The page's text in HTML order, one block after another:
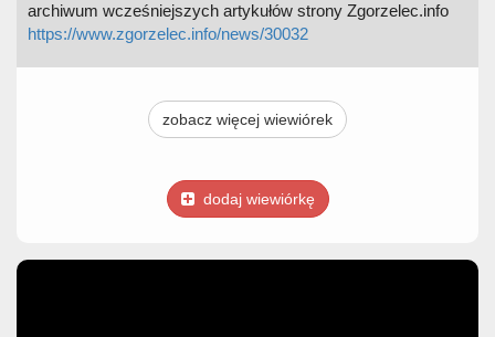
archiwum wcześniejszych artykułów strony Zgorzelec.info
https://www.zgorzelec.info/news/30032
zobacz więcej wiewiórek
dodaj wiewiórkę